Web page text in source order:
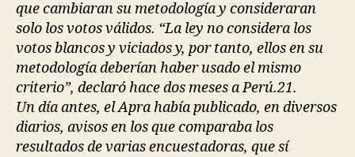
que cambiaran su metodología y consideraran
solo los votos válidos. “La ley no considera los
votos blancos y viciados y, por tanto, ellos en su
metodología deberían haber usado el mismo
criterio”, declaró hace dos meses a Perú.21.
Un día antes, el Apra había publicado, en diversos
diarios, avisos en los que comparaba los
resultados de varias encuestadoras, que sí